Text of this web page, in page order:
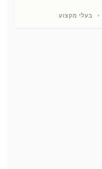
בעלי מקצוע